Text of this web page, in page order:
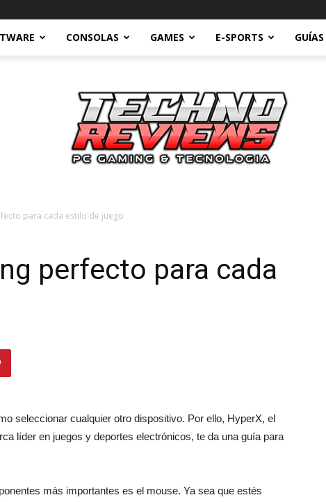
CONSOLAS GAMES E-SPORTS GUÍAS
para cada estilo de juego
perfecto para cada
seleccionar cualquier otro dispositivo. Por ello, HyperX, el
líder en juegos y deportes electrónicos, te da una guía para
más importantes es el mouse. Ya sea que estés